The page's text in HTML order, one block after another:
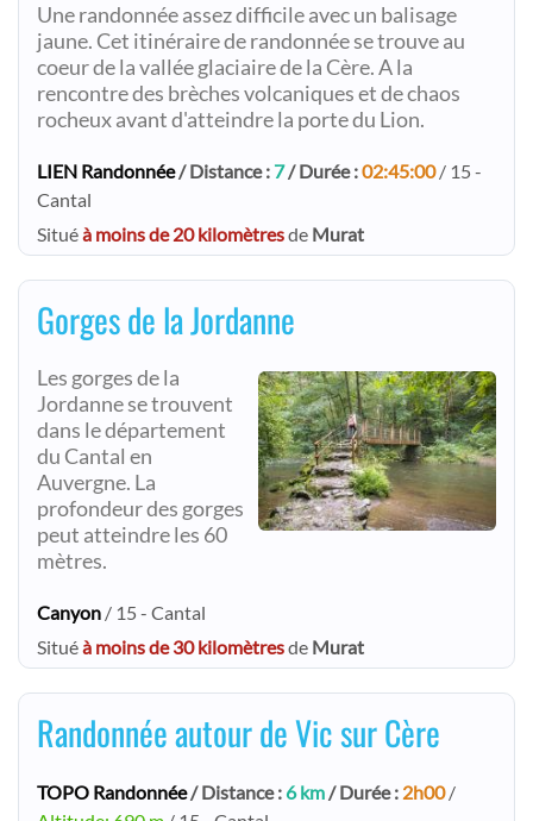
Une randonnée assez difficile avec un balisage
jaune. Cet itinéraire de randonnée se trouve au
coeur de la vallée glaciaire de la Cère. A la
rencontre des brèches volcaniques et de chaos
rocheux avant d'atteindre la porte du Lion.
LIEN Randonnée/ Distance : 7/ Durée :02:45:00/ 15 -
Cantal
Situéà moins de 20 kilomètresde Murat
Gorges de la Jordanne
Les gorges de la
Jordanne se trouvent
dans le département
du Cantal en
Auvergne. La
profondeur des gorges
peut atteindre les 60
mètres.
Canyon / 15 - Cantal
Situéà moins de 30 kilomètresde Murat
Randonnée autour de Vic sur Cère
TOPO Randonnée/ Distance : 6 km/ Durée : 2h00/